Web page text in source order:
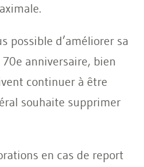
possible d’améliorer sa
anniversaire, bien
continuer à être
souhaite supprimer
en cas de report